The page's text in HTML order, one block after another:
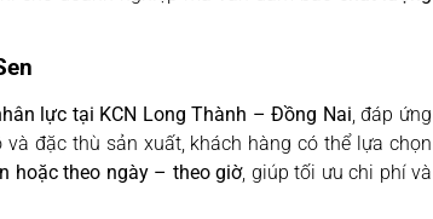
lực tại KCN Long Thành – Đồng Nai, đáp ứng
đặc thù sản xuất, khách hàng có thể lựa chọn
hoặc theo ngày – theo giờ, giúp tối ưu chi phí và